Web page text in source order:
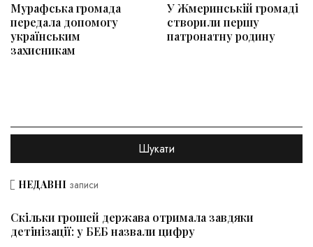
Мурафська громада
передала допомогу
українським
захисникам
У Жмеринській громаді
створили першу
патронатну родину
НЕДАВНІ записи
Скільки грошей держава отримала завдяки
детінізації: у БЕБ назвали цифру